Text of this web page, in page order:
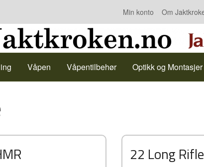
Min konto Om
Kontakt oss
Våpen Våpentilbehør Optikk og Montasjer
22 Long Rifle